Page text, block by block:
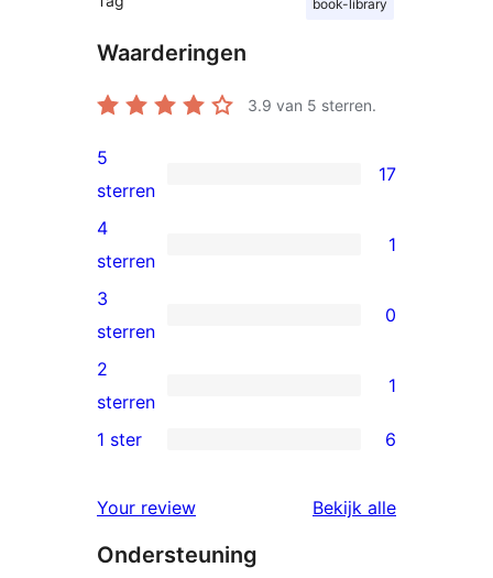
book-library
Waarderingen
3.9 van 5 sterren.
17
5
sterren
beoordelingen
5
sterren
17
1
4
ster
beoordeling
4
sterren
1
0
3
sterren
beoordelingen
3
sterren
0
1
2
beoordeling
2
sterren
1
sterren
beoordelingen
1 ster 6
Your review Bekijk alle
Ondersteuning